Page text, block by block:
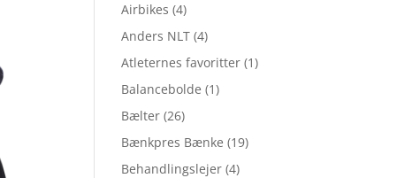
Airbikes (4)
Anders NLT (4)
Atleternes favoritter (1)
Balancebolde (1)
Bælter (26)
Bænkpres Bænke (19)
Behandlingslejer (4)